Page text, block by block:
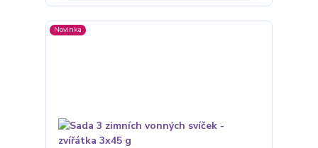
Novinka